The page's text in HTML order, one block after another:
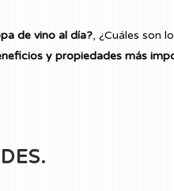
de vino al día?, ¿Cuáles son
y propiedades más